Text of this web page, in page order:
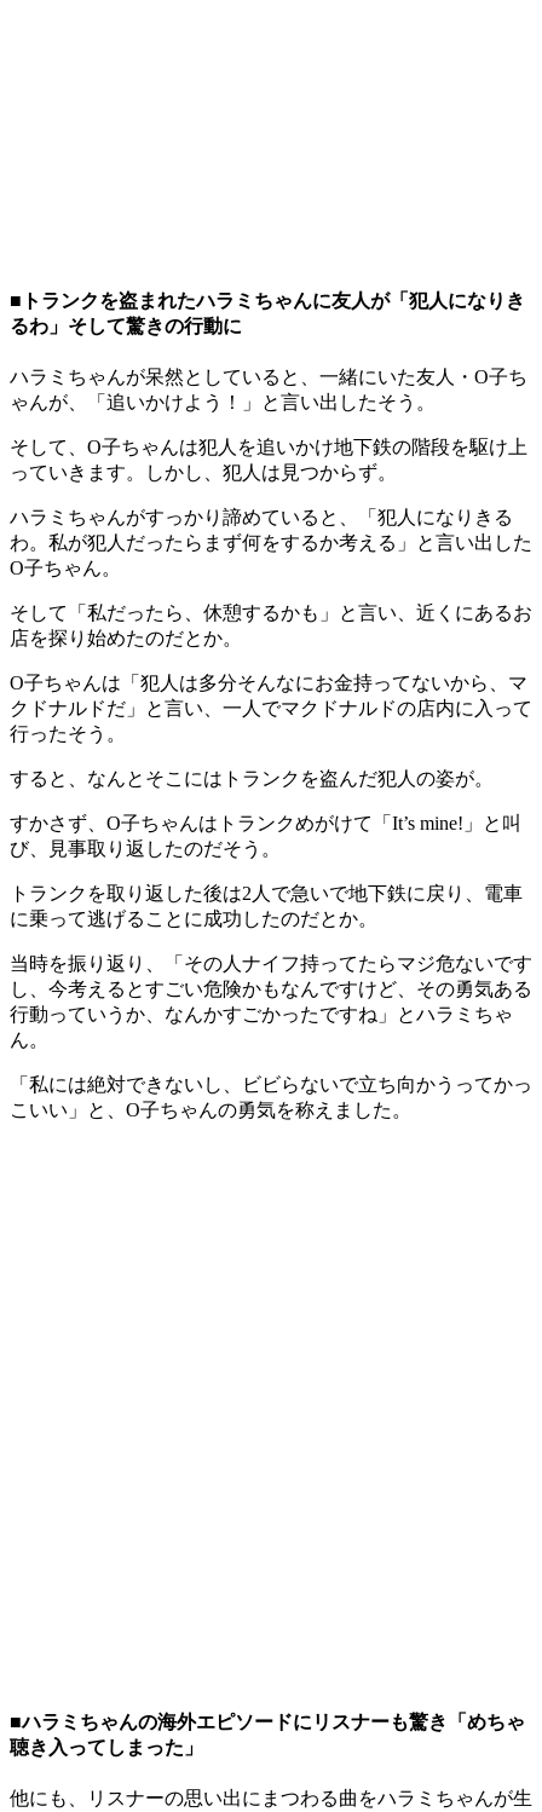
■トランクを盗まれたハラミちゃんに友人が「犯人になりき
るわ」そして驚きの行動に
ハラミちゃんが呆然としていると、一緒にいた友人・O子ち
ゃんが、「追いかけよう！」と言い出したそう。
そして、O子ちゃんは犯人を追いかけ地下鉄の階段を駆け上
っていきます。しかし、犯人は見つからず。
ハラミちゃんがすっかり諦めていると、「犯人になりきる
わ。私が犯人だったらまず何をするか考える」と言い出した
O子ちゃん。
そして「私だったら、休憩するかも」と言い、近くにあるお
店を探り始めたのだとか。
O子ちゃんは「犯人は多分そんなにお金持ってないから、マ
クドナルドだ」と言い、一人でマクドナルドの店内に入って
行ったそう。
すると、なんとそこにはトランクを盗んだ犯人の姿が。
すかさず、O子ちゃんはトランクめがけて「It’s mine!」と叫
び、見事取り返したのだそう。
トランクを取り返した後は2人で急いで地下鉄に戻り、電車
に乗って逃げることに成功したのだとか。
当時を振り返り、「その人ナイフ持ってたらマジ危ないです
し、今考えるとすごい危険かもなんですけど、その勇気ある
行動っていうか、なんかすごかったですね」とハラミちゃ
ん。
「私には絶対できないし、ビビらないで立ち向かうってかっ
こいい」と、O子ちゃんの勇気を称えました。
■ハラミちゃんの海外エピソードにリスナーも驚き「めちゃ
聴き入ってしまった」
他にも、リスナーの思い出にまつわる曲をハラミちゃんが生